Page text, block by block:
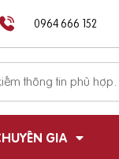
0964 666 152
GIA